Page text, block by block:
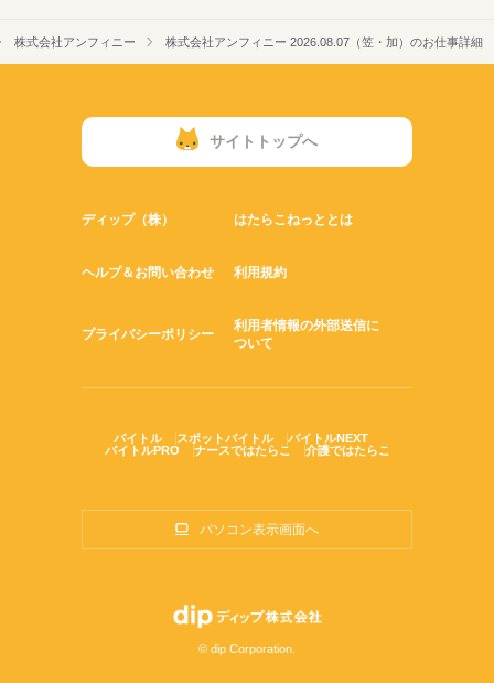
株式会社アンフィニー 株式会社アンフィニー 2026.08.07（笠・加）のお仕事詳細
サイトトップへ
ディップ（株） はたらこねっととは
ヘルプ＆お問い合わせ 利用規約
プライバシーポリシー
利用者情報の外部送信に
ついて
バイトル スポットバイトル
バイトルNEXT
バイトルPRO
ナースではたらこ 介護ではたらこ
パソコン表示画面へ
© dip Corporation.